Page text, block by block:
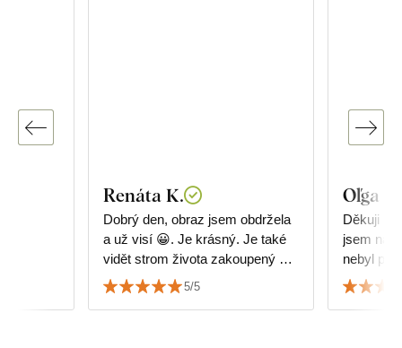
Renáta K.
Dobrý den, obraz jsem obdržela
a už visí 😀. Je krásný. Je také
vidět strom života zakoupený u
Vás. Děkuji
5/5
Oľga I.
Děkuji
jsem
nebyl